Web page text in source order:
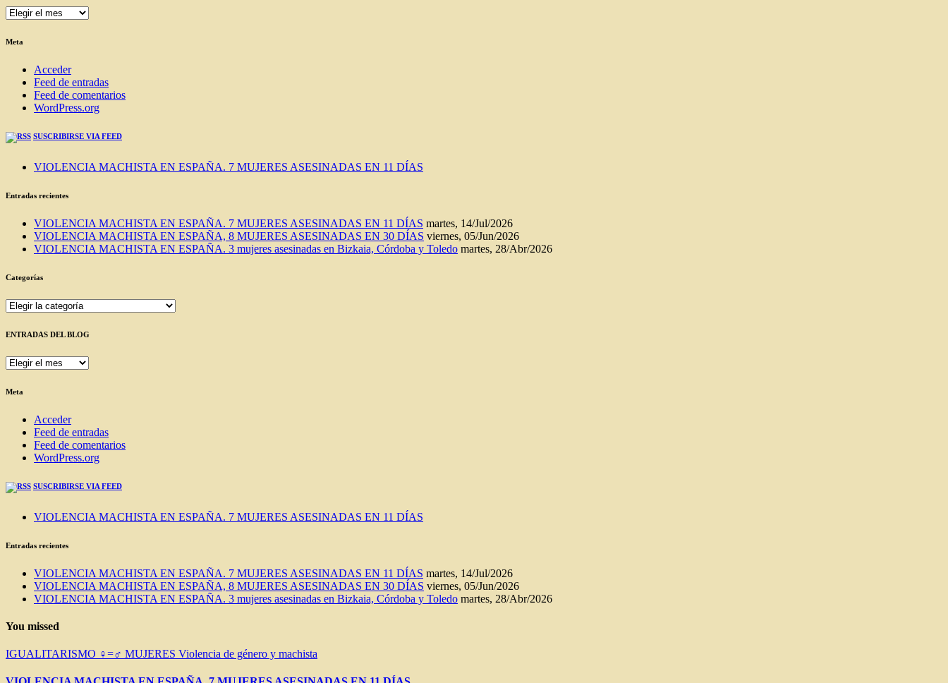
ENTRADAS
BLOG
Meta
Acceder
Feed de entradas
Feed de comentarios
WordPress.org
SUSCRIBIRSE VIA FEED
VIOLENCIA MACHISTA EN ESPAÑA. 7 MUJERES ASESINADAS EN 11 DÍAS
Entradas recientes
VIOLENCIA MACHISTA EN ESPAÑA. 7 MUJERES ASESINADAS EN 11 DÍAS martes, 14/Jul/2026
VIOLENCIA MACHISTA EN ESPAÑA, 8 MUJERES ASESINADAS EN 30 DÍAS viernes, 05/Jun/2026
VIOLENCIA MACHISTA EN ESPAÑA. 3 mujeres asesinadas en Bizkaia, Córdoba y Toledo martes, 28/Abr/2026
Categorías
Categorías
ENTRADAS DEL BLOG
ENTRADAS
BLOG
Meta
Acceder
Feed de entradas
Feed de comentarios
WordPress.org
SUSCRIBIRSE VIA FEED
VIOLENCIA MACHISTA EN ESPAÑA. 7 MUJERES ASESINADAS EN 11 DÍAS
Entradas recientes
VIOLENCIA MACHISTA EN ESPAÑA. 7 MUJERES ASESINADAS EN 11 DÍAS martes, 14/Jul/2026
VIOLENCIA MACHISTA EN ESPAÑA, 8 MUJERES ASESINADAS EN 30 DÍAS viernes, 05/Jun/2026
VIOLENCIA MACHISTA EN ESPAÑA. 3 mujeres asesinadas en Bizkaia, Córdoba y Toledo martes, 28/Abr/2026
You missed
IGUALITARISMO ♀=♂ MUJERES Violencia de género y machista